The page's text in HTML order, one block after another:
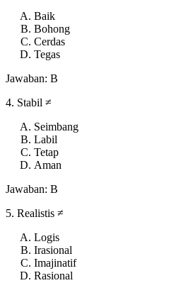
Baik
Bohong
Cerdas
Tegas
Jawaban: B
4. Stabil ≠
Seimbang
Labil
Tetap
Aman
Jawaban: B
5. Realistis ≠
Logis
Irasional
Imajinatif
Rasional